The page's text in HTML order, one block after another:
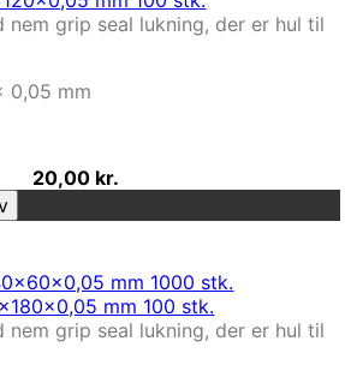
nem grip seal lukning, der er hul til
0,05 mm
20,00 kr.
mm 100 stk.
nem grip seal lukning, der er hul til